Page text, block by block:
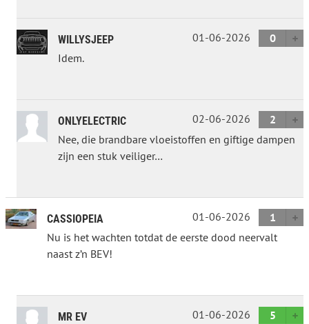
WILLYSJEEP 01-06-2026
0
Idem.
ONLYELECTRIC 02-06-2026
2
Nee, die brandbare vloeistoffen en giftige dampen
zijn een stuk veiliger…
CASSIOPEIA 01-06-2026
1
Nu is het wachten totdat de eerste dood neervalt
naast z’n BEV!
MR EV 01-06-2026
5